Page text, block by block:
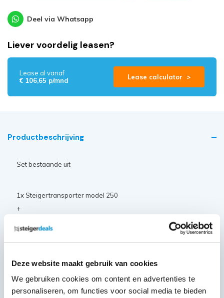
Deze website maakt gebruik van cookies
We gebruiken cookies om content en advertenties te
personaliseren, om functies voor social media te bieden
Deel via Whatsapp
Liever voordelig leasen?
Lease al vanaf
€ 106,65 p/mnd
Lease calculator >
Productbeschrijving
Set bestaande uit
1x Steigertransporter model 250
+
5 x Voorloopleuning 250
2 x Horizontaal schoor 250
14 x Diagonaal schoor 250